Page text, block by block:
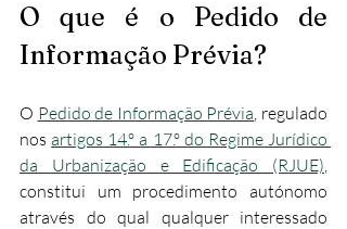
O que é o Pedido de
Informação Prévia?
O Pedido de Informação Prévia, regulado
nos artigos 14.º a 17.º do Regime Jurídico
da Urbanização e Edificação (RJUE),
constitui um procedimento autónomo
através do qual qualquer interessado